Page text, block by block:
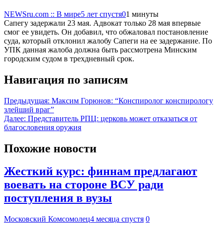
NEWSru.com :: В мире5 лет спустя01 минуты
Сапегу задержали 23 мая. Адвокат только 28 мая впервые
смог ее увидеть. Он добавил, что обжаловал постановление
суда, который отклонил жалобу Сапеги на ее задержание. По
УПК данная жалоба должна быть рассмотрена Минским
городским судом в трехдневный срок.
Навигация по записям
Предыдущая: Максим Горюнов: “Конспиролог конспирологу
злейший враг”
Далее: Представитель РПЦ: церковь может отказаться от
благословения оружия
Похожие новости
Жесткий курс: финнам предлагают
воевать на стороне ВСУ ради
поступления в вузы
Московский Комсомолец4 месяца спустя 0